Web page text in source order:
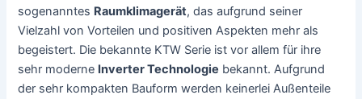
sogenanntes Raumklimagerät, das aufgrund seiner
Vielzahl von Vorteilen und positiven Aspekten mehr als
begeistert. Die bekannte KTW Serie ist vor allem für ihre
sehr moderne Inverter Technologie bekannt. Aufgrund
der sehr kompakten Bauform werden keinerlei Außenteile